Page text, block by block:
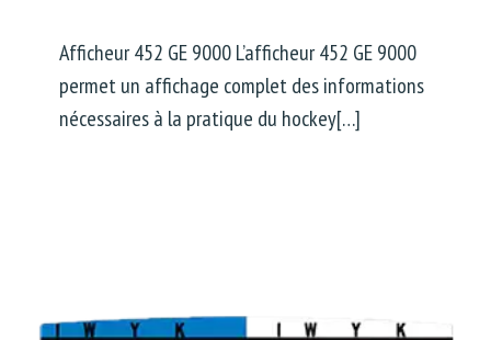
Afficheur 452 GE 9000 L’afficheur 452 GE 9000
permet un affichage complet des informations
nécessaires à la pratique du hockey[…]